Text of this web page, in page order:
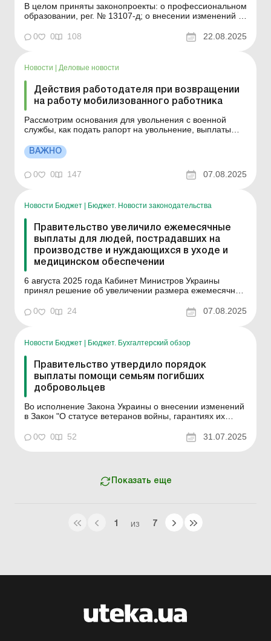
В целом приняты законопроекты: о профессиональном
образовании, рег. № 13107-д; о внесении изменений в
законы Украины относительно особенностей
предоставления сведений публичных электронных
юстиции Ук...
0 0 108 22.08.2025
Новости Деловые новости
Действия работодателя при возвращении
на работу мобилизованного работника
Рассмотрим основания для увольнения с военной
службы, как подать рапорт на увольнение, выплаты
увольнения с военной службы, меры поддержки для
демобилизованных. Больше по теме: Демобилизация
или возвращение на работу уволенного в запас
«срочника&r...
ВАЖНО
0 0 147 07.08.2025
Новости Бюджет Бюджет. Новости законодательства
Правительство увеличило ежемесячные
выплаты для людей, пострадавших на
производстве и нуждающихся в уходе и
медицинском обеспечении
6 августа 2025 года Кабинет Министров Украины
принял решение об увеличении размера ежемесячной
повреждение здоровья вследствие несчастного случая
на производстве или профессионального заболевания
обеспечении. О...
0 0 24 07.08.2025
Новости Бюджет | Бюджет. Бухгалтерский обзор
Правительство утвердило порядок
выплаты помощи семьям погибших
добровольцев
Во исполнение Закона Украины о внесении изменений
в Закон "О статусе ветеранов войны, гарантиях их
единовременной денежной помощи, Правительство
приняло Порядок назначения и выплаты отдельным
0 0 52 31.07.2025
Показать еще
1 ИЗ 7